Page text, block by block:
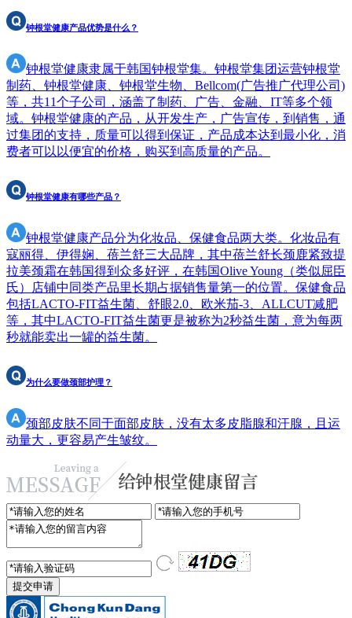
钟根堂健康产品优势是什么？
钟根堂健康隶属于韩国钟根堂集。钟根堂集团运营钟根堂
制药、钟根堂健康、钟根堂生物、Bellcom(广告推广代理公司)
等，共11个子公司，涵盖了制药、广告、金融、IT等多个领
域。钟根堂健康的产品，从开发生产，广告宣传，到销售，通
过集团的支持，质量可以得到保证，产品成本达到最小化，消
费者可以以便宜的价格，购买到高质量的产品。
钟根堂健康有哪些产品？
钟根堂健康产品分为化妆品、保健食品两大类。化妆品有
寇丽得、伊得娴、蓓兰舒三大品牌，其中蓓兰舒长颈鹿紧致提
拉美颈霜在韩国得到众多好评，在韩国Olive Young（类似屈臣
氏）店铺中同类产品里长期占据销售量第一的位置。保健食品
包括LACTO-FIT益生菌、舒眼2.0、欧米茄-3、ALLCUT减肥
等，其中LACTO-FIT益生菌更是被称为2秒益生菌，意为每两
秒就能卖出一罐的益生菌。
为什么要做颈部护理？
颈部皮肤不同于面部皮肤，没有太多皮脂腺和汗腺，且运
动量大，更容易产生皱纹。